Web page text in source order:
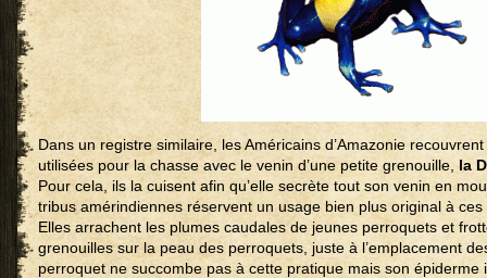
Dans un registre similaire, les Américains d’Amazonie
utilisées pour la chasse avec le venin d’une petite grenouille, la
Pour cela, ils la cuisent afin qu’elle secrète tout son venin en
tribus amérindiennes réservent un usage bien plus original à
Elles arrachent les plumes caudales de jeunes perroquets et
grenouilles sur la peau des perroquets, juste à l’emplacement
perroquet ne succombe pas à cette pratique mais son épiderme